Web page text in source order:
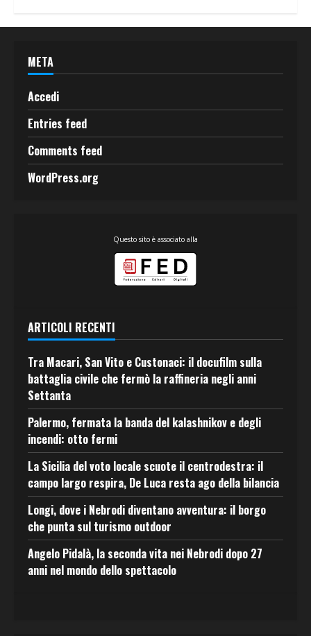
META
Accedi
Entries feed
Comments feed
WordPress.org
Questo sito è associato alla
ARTICOLI RECENTI
Tra Macari, San Vito e Custonaci: il docufilm sulla
battaglia civile che fermò la raffineria negli anni
Settanta
Palermo, fermata la banda del kalashnikov e degli
incendi: otto fermi
La Sicilia del voto locale scuote il centrodestra: il
campo largo respira, De Luca resta ago della bilancia
Longi, dove i Nebrodi diventano avventura: il borgo
che punta sul turismo outdoor
Angelo Pidalà, la seconda vita nei Nebrodi dopo 27
anni nel mondo dello spettacolo